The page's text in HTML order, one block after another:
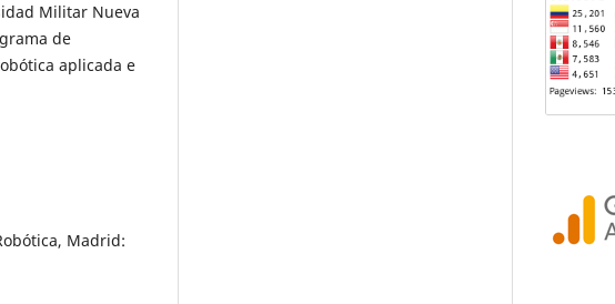
Militar Nueva
de
aplicada e
Madrid: